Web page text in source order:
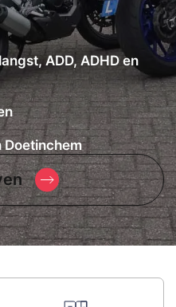
ADD, ADHD en
Doetinchem